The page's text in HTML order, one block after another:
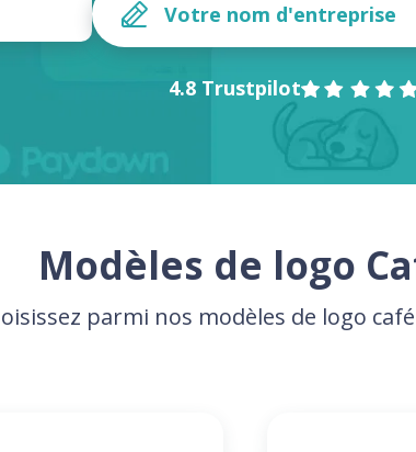
4.8 Trustpilot
Modèles de logo
parmi nos modèles de logo